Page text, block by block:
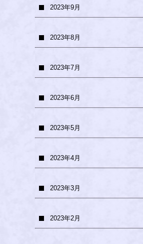
2023年9月
2023年8月
2023年7月
2023年6月
2023年5月
2023年4月
2023年3月
2023年2月